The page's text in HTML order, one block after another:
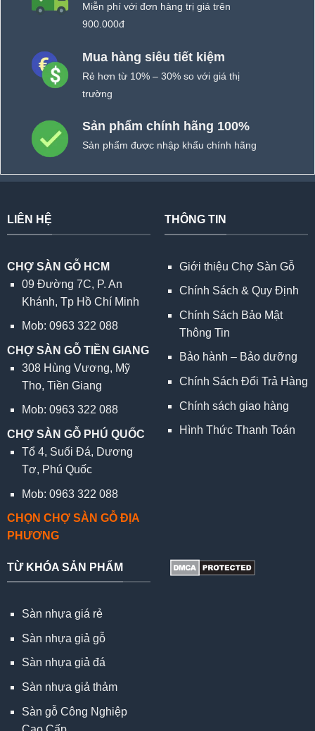
Miễn phí với đơn hàng trị giá trên
900.000đ
Mua hàng siêu tiết kiệm
Rẻ hơn từ 10% – 30% so với giá thị
trường
Sản phẩm chính hãng 100%
Sản phẩm được nhập khẩu chính hãng
LIÊN HỆ
CHỢ SÀN GỖ HCM
09 Đường 7C, P. An
Khánh, Tp Hồ Chí Minh
Mob: 0963 322 088
CHỢ SÀN GỖ TIỀN GIANG
308 Hùng Vương, Mỹ
Tho, Tiền Giang
Mob: 0963 322 088
CHỢ SÀN GỖ PHÚ QUỐC
Tổ 4, Suối Đá, Dương
Tơ, Phú Quốc
Mob: 0963 322 088
CHỌN CHỢ SÀN GỖ ĐỊA
PHƯƠNG
THÔNG TIN
Giới thiệu Chợ Sàn Gỗ
Chính Sách & Quy Định
Chính Sách Bảo Mật
Thông Tin
Bảo hành – Bảo dưỡng
Chính Sách Đổi Trả Hàng
Chính sách giao hàng
Hình Thức Thanh Toán
TỪ KHÓA SẢN PHẨM
Sàn nhựa giá rẻ
Sàn nhựa giả gỗ
Sàn nhựa giả đá
Sàn nhựa giả thảm
Sàn gỗ Công Nghiệp